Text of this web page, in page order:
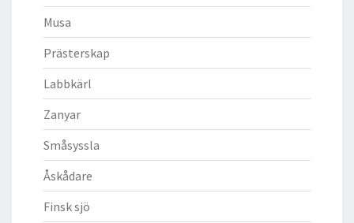
Musa
Prästerskap
Labbkärl
Zanyar
Småsyssla
Åskådare
Finsk sjö